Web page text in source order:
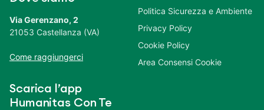
Via Gerenzano, 2
21053 Castellanza (VA)
Come raggiungerci
Scarica l’app
Humanitas Con Te
Politica Sicurezza e Ambiente
Privacy Policy
Cookie Policy
Area Consensi Cookie